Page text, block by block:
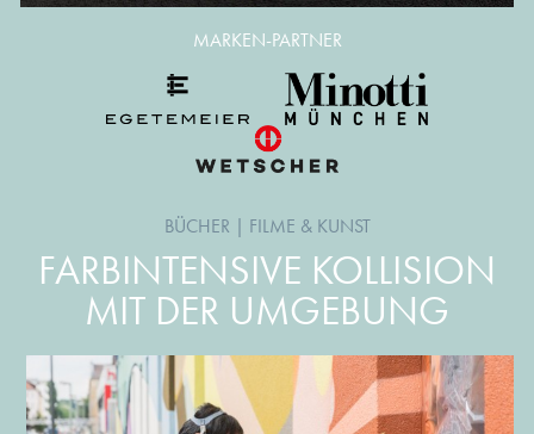
BÜCHER | FILME & KUNST
FARBINTENSIVE KOLLISION
MIT DER UMGEBUNG